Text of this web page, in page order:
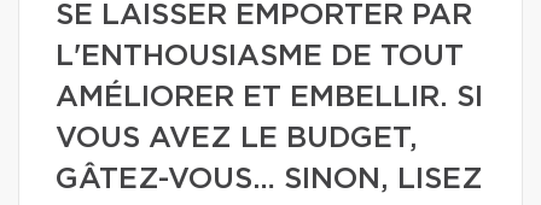
SE LAISSER EMPORTER PAR
L'ENTHOUSIASME DE TOUT
AMÉLIORER ET EMBELLIR. SI
VOUS AVEZ LE BUDGET,
GÂTEZ-VOUS… SINON, LISEZ